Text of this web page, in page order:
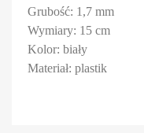
Grubość: 1,7 mm
Wymiary: 15 cm
Kolor: biały
Materiał: plastik